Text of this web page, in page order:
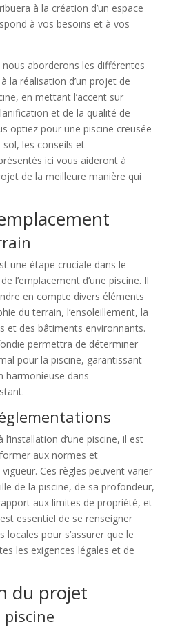
à la création d’un espace
à vos besoins et à vos
aborderons les différentes
la réalisation d’un projet de
en mettant l’accent sur
et de la qualité de
optiez pour une piscine creusée
les conseils et
ici vous aideront à
de la meilleure manière qui
une étape cruciale dans le
l’emplacement d’une piscine. Il
en compte divers éléments
du terrain, l’ensoleillement, la
et des bâtiments environnants.
permettra de déterminer
pour la piscine, garantissant
harmonieuse dans
d’une piscine, il est
aux normes et
Ces règles peuvent varier
de la piscine, de sa profondeur,
aux limites de propriété, et
essentiel de se renseigner
locales pour s’assurer que le
les exigences légales et de
du projet
piscine